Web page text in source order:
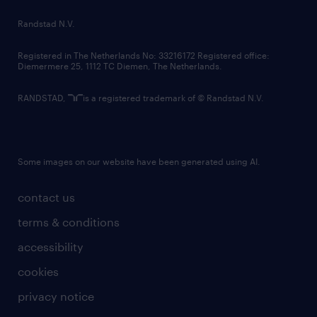
country websites
contact us
terms & conditions
accessibility
cookies
privacy notice
Randstad N.V.
Registered in The Netherlands No: 33216172 Registered office:
Diemermere 25, 1112 TC Diemen, The Netherlands.
RANDSTAD, is a registered trademark of © Randstad N.V.
Some images on our website have been generated using AI.